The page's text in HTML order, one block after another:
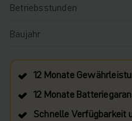
Betriebsstunden
Baujahr
12 Monate
12 Monate
Schnelle Verfügbarkeit